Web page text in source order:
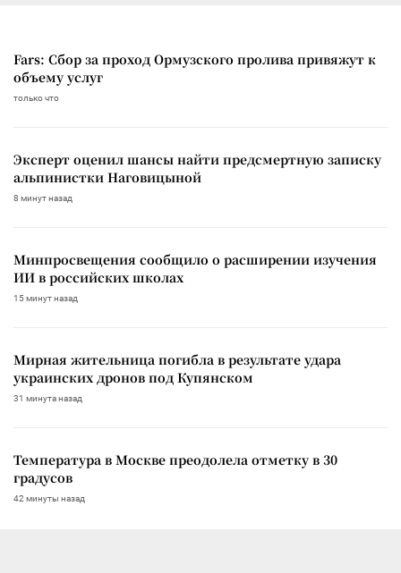
Fars: Сбор за проход Ормузского пролива привяжут к
объему услуг
только что
Эксперт оценил шансы найти предсмертную записку
альпинистки Наговицыной
8 минут назад
Минпросвещения сообщило о расширении изучения
ИИ в российских школах
15 минут назад
Мирная жительница погибла в результате удара
украинских дронов под Купянском
31 минута назад
Температура в Москве преодолела отметку в 30
градусов
42 минуты назад